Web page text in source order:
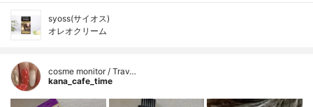
syoss(サイオス)
オレオクリーム
cosme monitor / Trav…
kana_cafe_time